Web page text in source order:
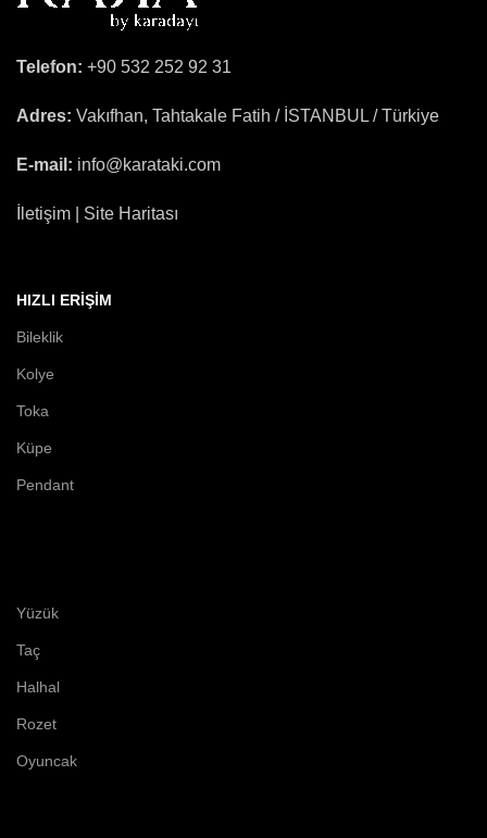
Telefon: +90 532 252 92 31
Adres: Vakıfhan, Tahtakale Fatih / İSTANBUL / Türkiye
E-mail: info@karataki.com
İletişim | Site Haritası
HIZLI ERIŞIM
Bileklik
Kolye
Toka
Küpe
Pendant
Yüzük
Taç
Halhal
Rozet
Oyuncak